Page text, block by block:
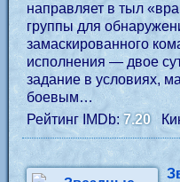
направляет в тыл
группы для
замаскированного
исполнения — двое
задание в условиях,
боевым…
Рейтинг IMDb: 7.20